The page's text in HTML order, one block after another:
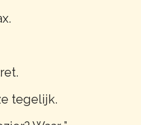
tegelijk.